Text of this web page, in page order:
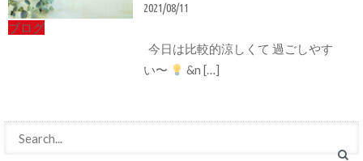
ブログ
2021/08/11
今日は比較的涼しくて 過ごしやす
い〜
&n […]